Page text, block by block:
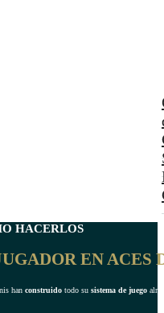
HACERLOS
EN ACES
han construido todo su sistema de juego